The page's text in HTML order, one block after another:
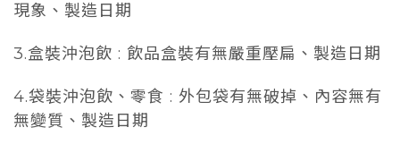
現象、製造日期
3.盒裝沖泡飲 : 飲品盒裝有無嚴重壓扁、製造日期
4.袋裝沖泡飲、零食 : 外包袋有無破掉、內容無有
無變質、製造日期